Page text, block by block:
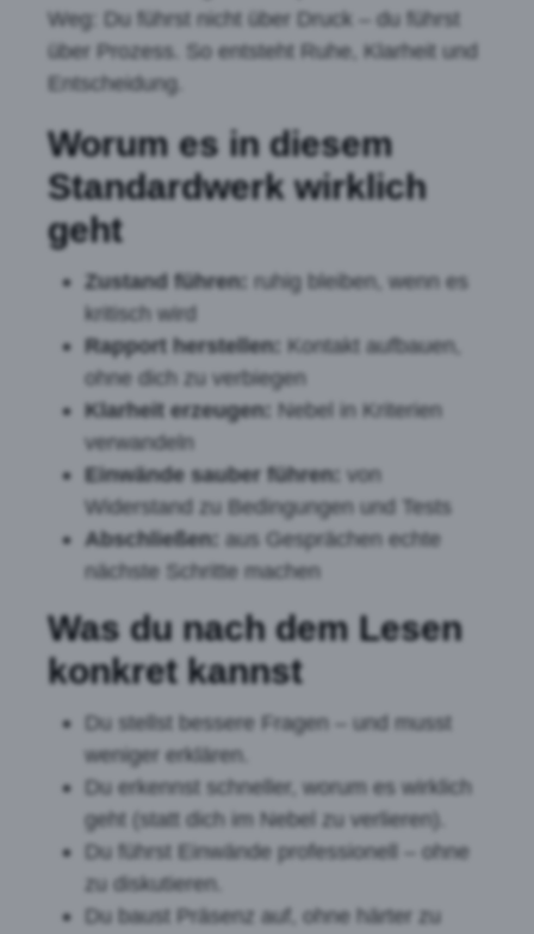
Weg: Du führst nicht über Druck – du führst
über Prozess. So entsteht Ruhe, Klarheit und
Entscheidung.
Worum es in diesem
Standardwerk wirklich
geht
Zustand führen: ruhig bleiben, wenn es
kritisch wird
Rapport herstellen: Kontakt aufbauen,
ohne dich zu verbiegen
Klarheit erzeugen: Nebel in Kriterien
verwandeln
Einwände sauber führen: von
Widerstand zu Bedingungen und Tests
Abschließen: aus Gesprächen echte
nächste Schritte machen
Was du nach dem Lesen
konkret kannst
Du stellst bessere Fragen – und musst
weniger erklären.
Du erkennst schneller, worum es wirklich
geht (statt dich im Nebel zu verlieren).
Du führst Einwände professionell – ohne
zu diskutieren.
Du baust Präsenz auf, ohne härter zu